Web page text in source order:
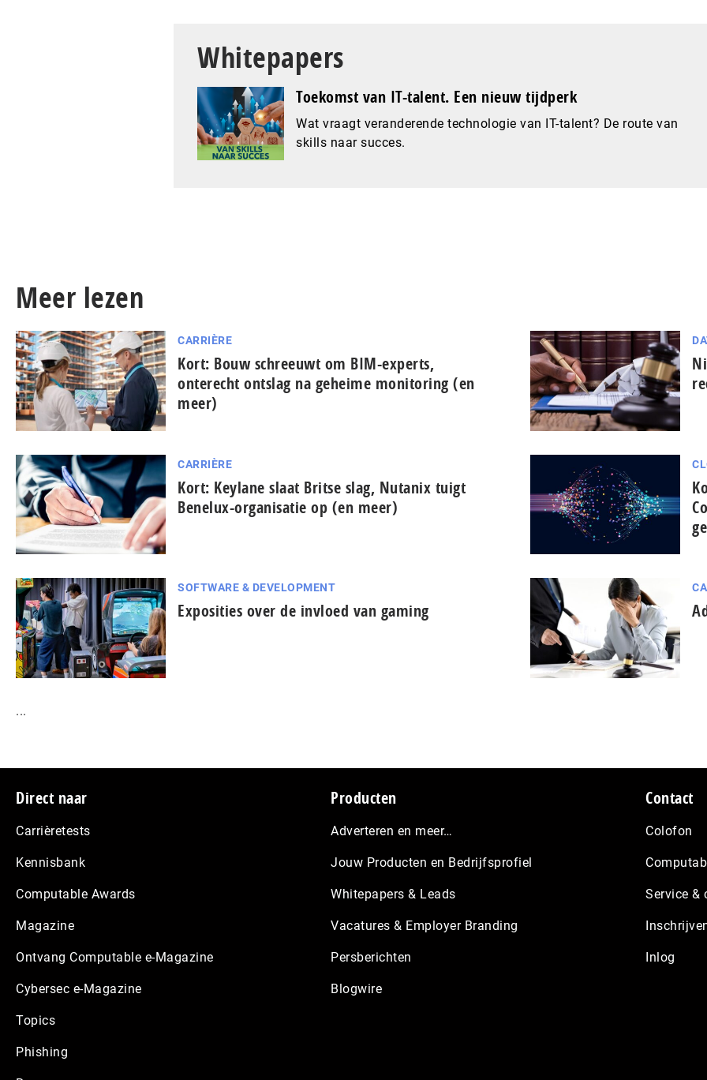
Whitepapers
Toekomst van IT-talent. Een nieuw tijdperk
Wat vraagt veranderende technologie van IT-talent? De route van
skills naar succes.
Meer lezen
CARRIÈRE
Kort: Bouw schreeuwt om BIM-experts,
onterecht ontslag na geheime monitoring (en
meer)
CARRIÈRE
Kort: Keylane slaat Britse slag, Nutanix tuigt
Benelux-organisatie op (en meer)
SOFTWARE & DEVELOPMENT
Exposities over de invloed van gaming
...
Footer
Direct naar
Carrièretests
Kennisbank
Computable Awards
Magazine
Ontvang Computable e-Magazine
Cybersec e-Magazine
Topics
Phishing
Producten
Adverteren en meer…
Jouw Producten en Bedrijfsprofiel
Whitepapers & Leads
Vacatures & Employer Branding
Persberichten
Blogwire
Contact
Colofon
Service &
Inlog